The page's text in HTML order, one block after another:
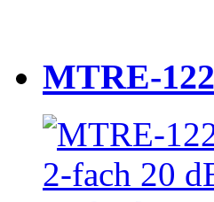
MTRE-